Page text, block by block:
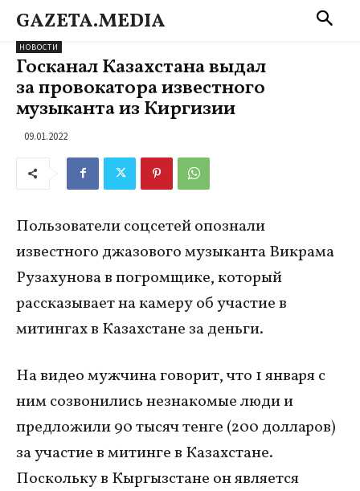
GAZETA.MEDIA
НОВОСТИ
Госканал Казахстана выдал
за провокатора известного
музыканта из Киргизии
09.01.2022
Пользователи соцсетей опознали
известного джазового музыканта Викрама
Рузахунова в погромщике, который
рассказывает на камеру об участие в
митингах в Казахстане за деньги.
На видео мужчина говорит, что 1 января с
ним созвонились незнакомые люди и
предложили 90 тысяч тенге (200 долларов)
за участие в митинге в Казахстане.
Поскольку в Кыргызстане он является